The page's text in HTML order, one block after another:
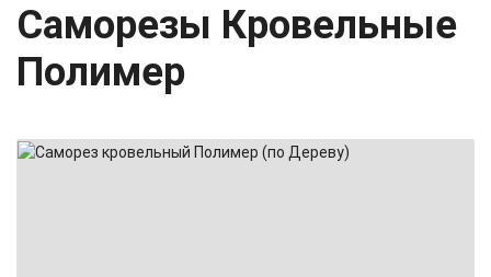
Саморезы Кровельные
Полимер